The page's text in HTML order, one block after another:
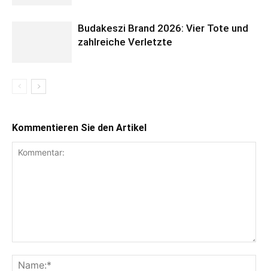
Budakeszi Brand 2026: Vier Tote und
zahlreiche Verletzte
Kommentieren Sie den Artikel